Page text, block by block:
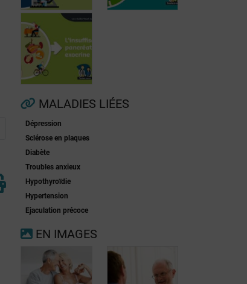
Fibrillation
auriculaire
Insuffisance
pancréatique
MALADIES LIÉES
Dépression
Sclérose en plaques
Diabète
Troubles anxieux
Hypothyroïdie
Hypertension
Ejaculation précoce
EN IMAGES